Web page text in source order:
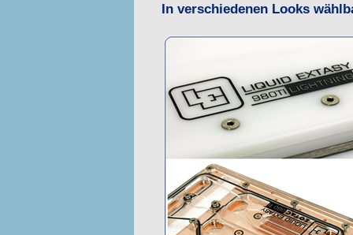
In verschiedenen Looks